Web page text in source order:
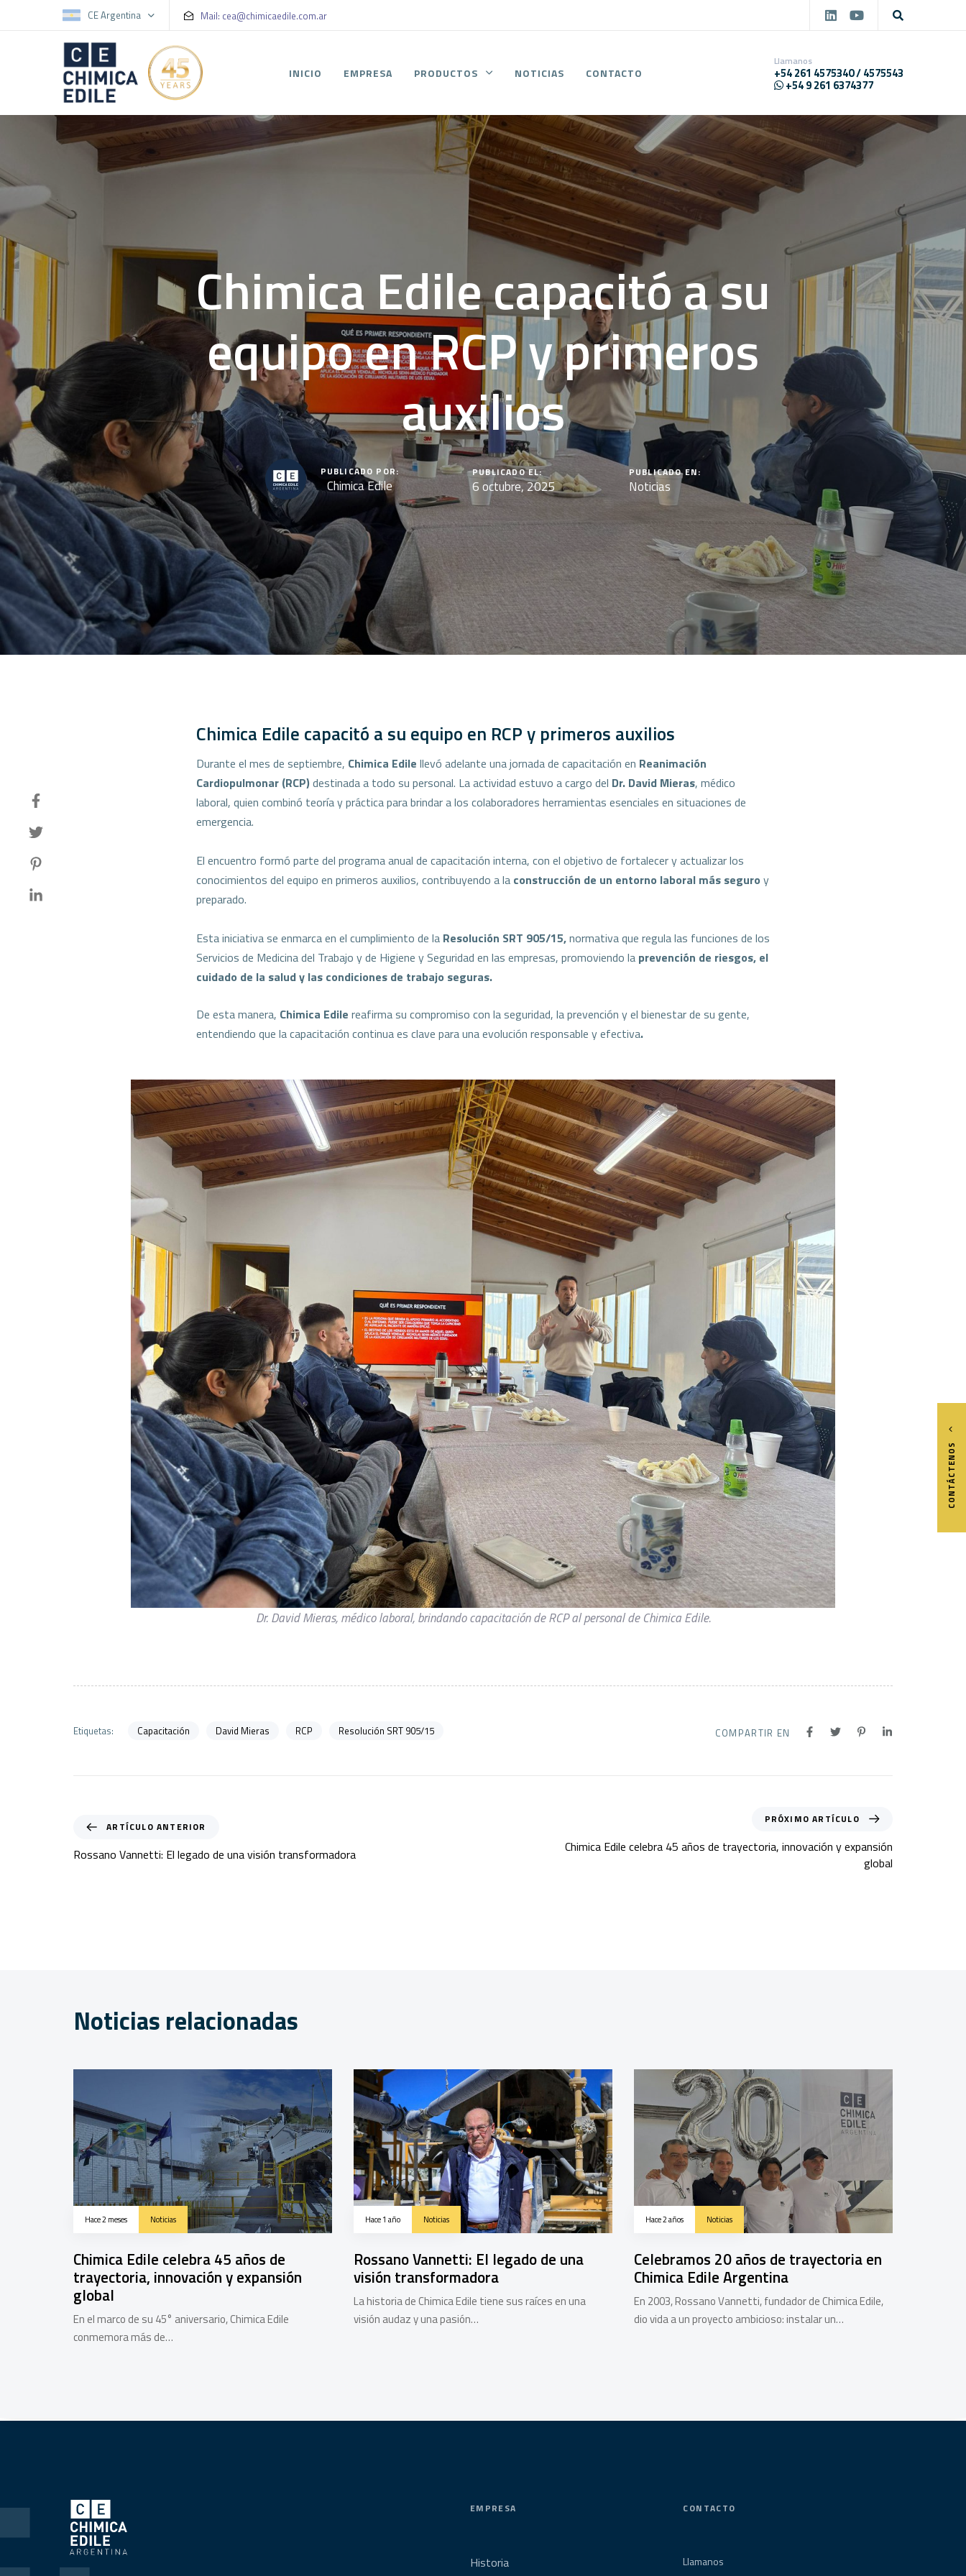
CE Argentina Mail: cea@chimicaedile.com.ar
INICIO EMPRESA PRODUCTOS NOTICIAS CONTACTO
Llamanos
+54 261 4575340 / 4575543
+54 9 261 6374377
CONTÁCTENOS
Chimica Edile capacitó a su
equipo en RCP y primeros
auxilios
PUBLICADO POR:
Chimica Edile
PUBLICADO EL:
6 octubre, 2025
PUBLICADO EN:
Noticias
Chimica Edile capacitó a su equipo en RCP y primeros auxilios
Durante el mes de septiembre, Chimica Edile llevó adelante una jornada de capacitación en Reanimación
Cardiopulmonar (RCP)destinada a todo su personal. La actividad estuvo a cargo del Dr. David Mieras, médico
laboral, quien combinó teoría y práctica para brindar a los colaboradores herramientas esenciales en situaciones de
emergencia.
El encuentro formó parte del programa anual de capacitación interna, con el objetivo de fortalecer y actualizar los
conocimientos del equipo en primeros auxilios, contribuyendo a la construcción de un entorno laboral más seguro y
preparado.
Esta iniciativa se enmarca en el cumplimiento de la Resolución SRT 905/15,normativa que regula las funciones de los
Servicios de Medicina del Trabajo y de Higiene y Seguridad en las empresas, promoviendo la prevención de riesgos, el
cuidado de la salud y las condiciones de trabajo seguras.
De esta manera, Chimica Edile reafirma su compromiso con la seguridad, la prevención y el bienestar de su gente,
entendiendo que la capacitación continua es clave para una evolución responsable y efectiva.
Dr. David Mieras, médico laboral, brindando capacitación de RCP al personal de Chimica Edile.
Etiquetas: Capacitación David Mieras RCP Resolución SRT 905/15 COMPARTIR EN
ARTÍCULO ANTERIOR
Rossano Vannetti: El legado de una visión transformadora
PRÓXIMO ARTÍCULO
Chimica Edile celebra 45 años de trayectoria, innovación y expansión
global
Hace 2 meses Noticias
Chimica Edile celebra 45 años de
trayectoria, innovación y expansión
global
En el marco de su 45° aniversario, Chimica Edile
conmemora más de…
Hace 1 año Noticias
Rossano Vannetti: El legado de una
visión transformadora
La historia de Chimica Edile tiene sus raíces en una
visión audaz y una pasión…
Hace 2 años Noticias
Celebramos 20 años de trayectoria en
Chimica Edile Argentina
En 2003, Rossano Vannetti, fundador de Chimica Edile,
dio vida a un proyecto ambicioso: instalar un…
EMPRESA
Historia
CONTACTO
Llamanos